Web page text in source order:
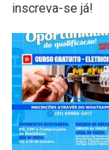
inscreva-se já!